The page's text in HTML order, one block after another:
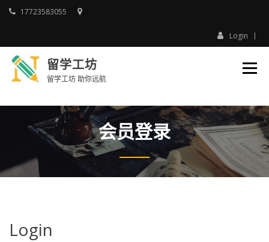
Skip
17723583055
Login
留学工坊
留学工坊 助你远航
会员登录
Login